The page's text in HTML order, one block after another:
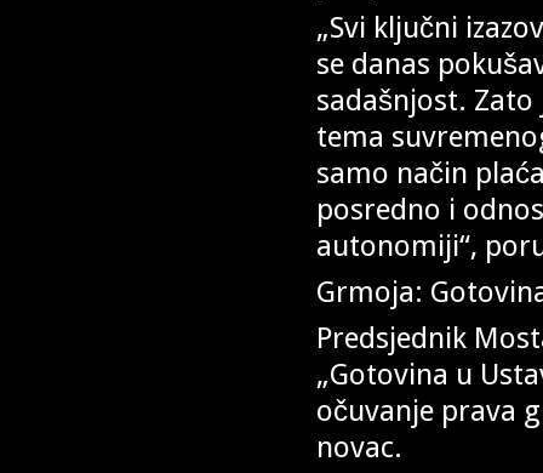
„Svi ključni
se danas
sadašnjost.
tema
samo način
posredno i
autonomiji“,
Grmoja:
Predsjednik
„Gotovina u
očuvanje prava
novac.